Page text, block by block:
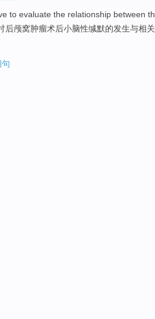
to evaluate the relationship between
后颅窝肿瘤术后小脑性缄默的发生与相